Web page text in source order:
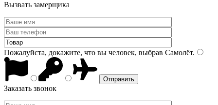
Вызвать замерщика
Пожалуйста, докажите, что вы человек, выбрав Самолёт.
Заказать звонок